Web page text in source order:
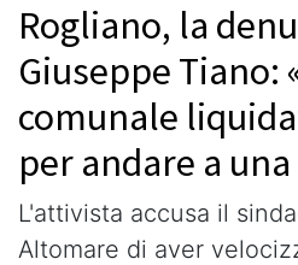
Rogliano, la
Giuseppe Tiano:
comunale
per andare a una
​L'attivista accusa il
Altomare di aver